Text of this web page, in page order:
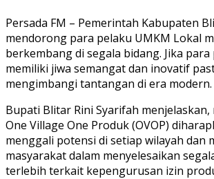
Persada FM – Pemerintah Kabupaten
mendorong para pelaku UMKM Lokal
berkembang di segala bidang. Jika
memiliki jiwa semangat dan inovatif
mengimbangi tantangan di era modern.
Bupati Blitar Rini Syarifah
One Village One Produk (OVOP)
menggali potensi di setiap wilayah dan
masyarakat dalam menyelesaikan
terlebih terkait kepengurusan izin